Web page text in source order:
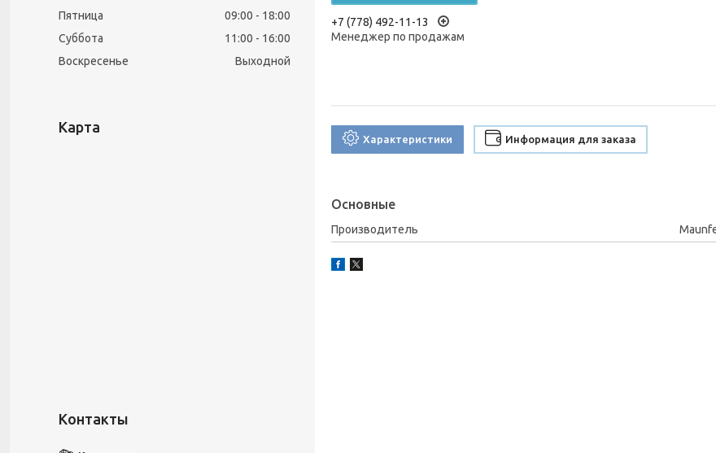
+7 (778) 492-11-13
Менеджер по продажам
Характеристики Информация для заказа
Основные
Производитель
Пятница
09:00
18:00
Суббота
11:00
16:00
Воскресенье
Выходной
Карта